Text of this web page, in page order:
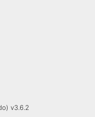
v3.6.2